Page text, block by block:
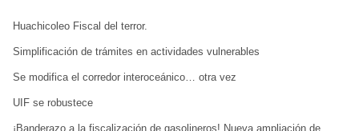
Huachicoleo Fiscal del terror.
Simplificación de trámites en actividades vulnerables
Se modifica el corredor interoceánico… otra vez
UIF se robustece
¡Banderazo a la fiscalización de gasolineros! Nueva ampliación de